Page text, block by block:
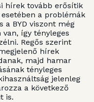
hírek tovább erősítik
a problémák
a BYD viszont még
így tényleges
Regős szerint
hírek
majd hamar
tényleges
jelenleg
a következő
is.